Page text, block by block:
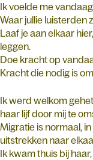
Ik voelde me
Waar jullie luisterden
Laaf je aan elkaar
leggen.
Doe kracht op
Kracht die nodig is
Ik werd welkom
haar lijf door mij te
Migratie is normaal,
uitstrekken naar
Ik kwam thuis bij